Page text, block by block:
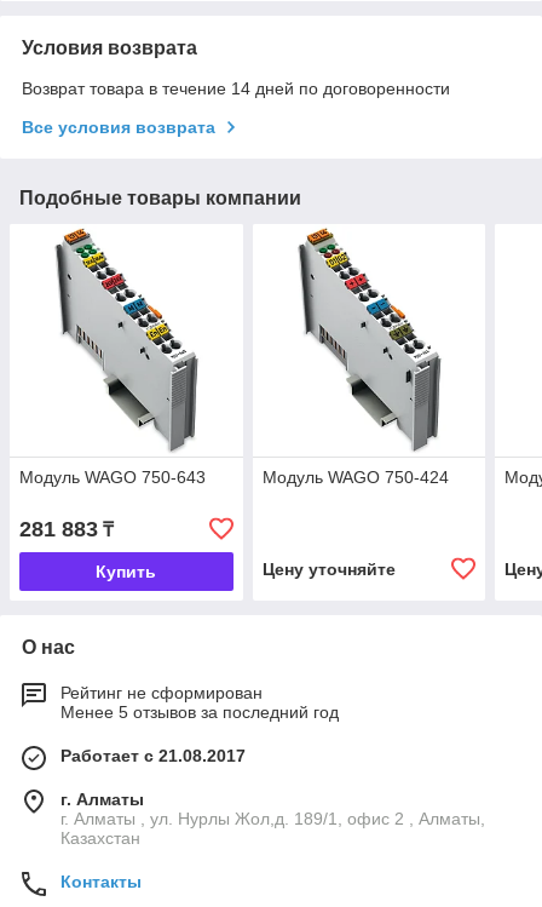
Условия возврата
Возврат товара в течение 14 дней по договоренности
Все условия возврата
Подобные товары компании
Модуль WAGO 750-643
281 883 ₸
Купить
Модуль WAGO 750-424
Цену уточняйте
О нас
Рейтинг не сформирован
Менее 5 отзывов за последний год
Работает с 21.08.2017
г. Алматы
г. Алматы , ул. Нурлы Жол,д. 189/1, офис 2 , Алматы,
Казахстан
Контакты